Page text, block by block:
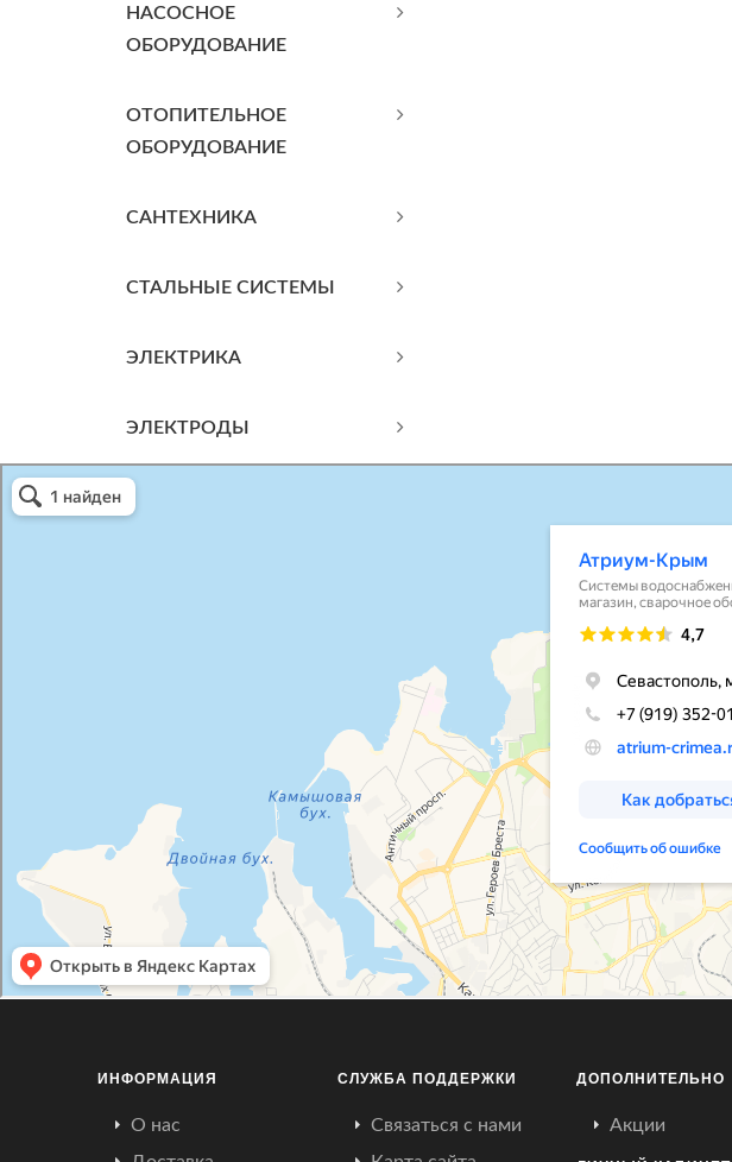
НАСОСНОЕ
ОБОРУДОВАНИЕ
ОТОПИТЕЛЬНОЕ
ОБОРУДОВАНИЕ
САНТЕХНИКА
СТАЛЬНЫЕ СИСТЕМЫ
ЭЛЕКТРИКА
ЭЛЕКТРОДЫ
Атриум-Крым
Системы водоснабжения, отопления, канализации в Севастополе
Снабжение строительных объектов в Севастополе
ИНФОРМАЦИЯ
О нас
СЛУЖБА ПОДДЕРЖКИ
Связаться с нами
ДОПОЛНИТЕЛЬНО
Акции